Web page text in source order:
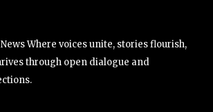
Where voices unite, stories flourish,
through open dialogue and